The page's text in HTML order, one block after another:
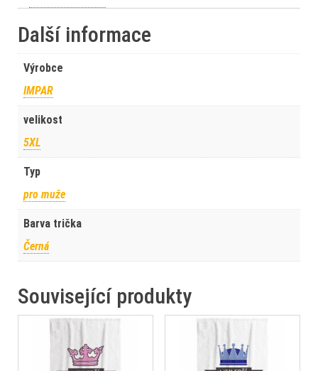
Další informace
Výrobce
IMPAR
velikost
5XL
Typ
pro muže
Barva trička
Černá
Související produkty